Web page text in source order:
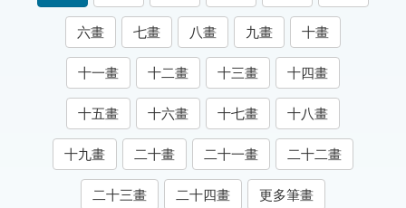
知識索引
單字索引
生命大百科索引
遊戲專區
六畫 七畫 八畫 九畫 十畫
十一畫 十二畫 十三畫 十四畫
十五畫 十六畫 十七畫 十八畫
十九畫 二十畫 二十一畫 二十二畫
二十三畫 二十四畫 更多筆畫